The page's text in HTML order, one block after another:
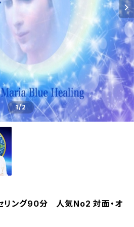
1/2
リング90分 人気No2 対面・オ